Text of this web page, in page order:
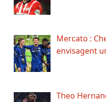
Mercato :
envisagent
Theo